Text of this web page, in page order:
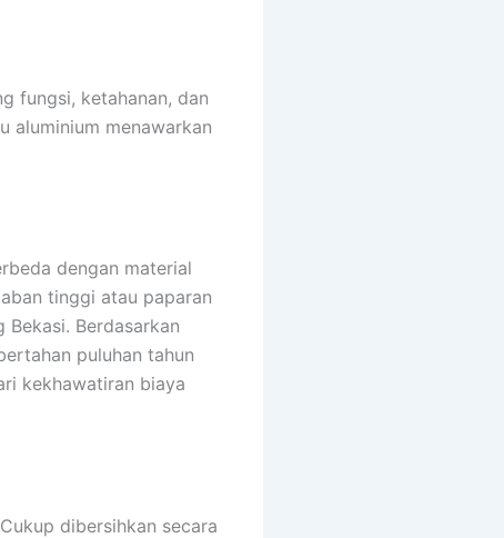
fungsi, ketahanan, dan
aluminium menawarkan
dengan material
tinggi atau paparan
Berdasarkan
puluhan tahun
kekhawatiran biaya
dibersihkan secara